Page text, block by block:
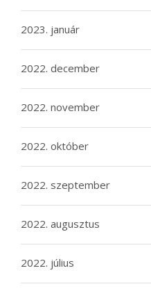
2023. január
2022. december
2022. november
2022. október
2022. szeptember
2022. augusztus
2022. július